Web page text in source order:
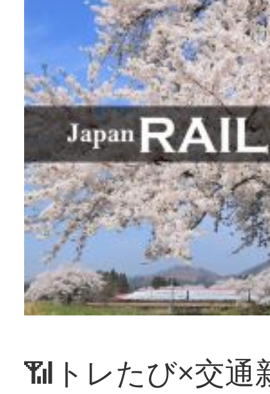
📶トレたび×交通